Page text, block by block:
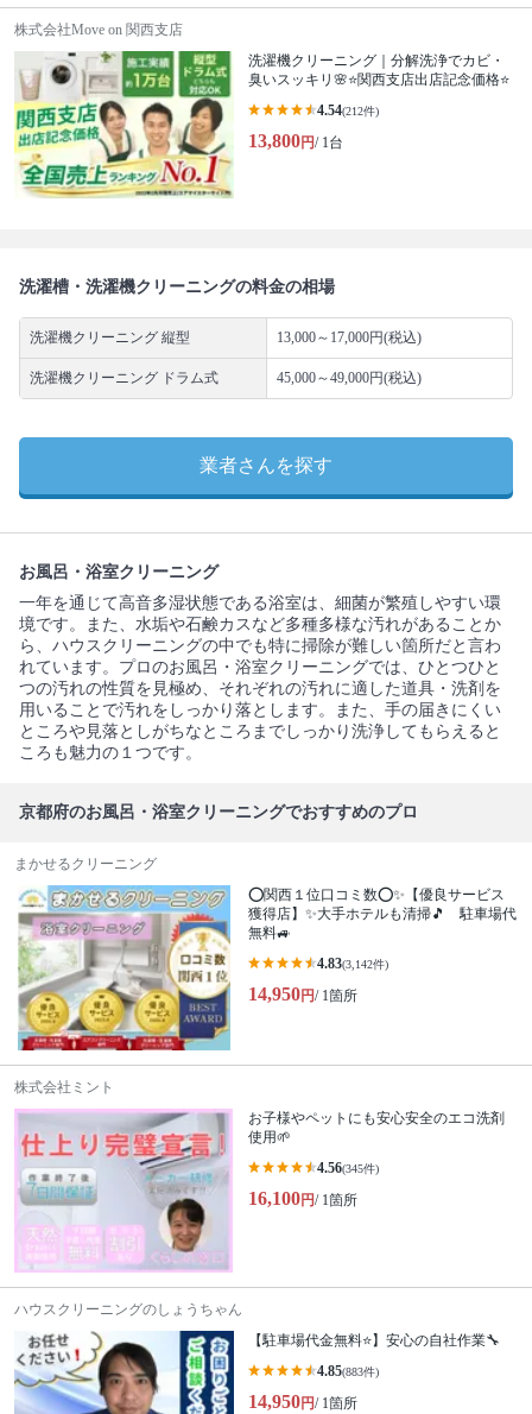
株式会社Move on 関西支店
洗濯機クリーニング｜分解洗浄でカビ・
臭いスッキリ🌸⭐️関西支店出店記念価格⭐️
4.54(212件)
13,800円/ 1台
洗濯槽・洗濯機クリーニングの料金の相場
洗濯機クリーニング 縦型 13,000～17,000円(税込)
洗濯機クリーニング ドラム式 45,000～49,000円(税込)
業者さんを探す
お風呂・浴室クリーニング
一年を通じて高音多湿状態である浴室は、細菌が繁殖しやすい環
境です。また、水垢や石鹸カスなど多種多様な汚れがあることか
ら、ハウスクリーニングの中でも特に掃除が難しい箇所だと言わ
れています。プロのお風呂・浴室クリーニングでは、ひとつひと
つの汚れの性質を見極め、それぞれの汚れに適した道具・洗剤を
用いることで汚れをしっかり落とします。また、手の届きにくい
ところや見落としがちなところまでしっかり洗浄してもらえると
ころも魅力の１つです。
京都府のお風呂・浴室クリーニングでおすすめのプロ
まかせるクリーニング
⭕関西１位口コミ数⭕✨【優良サービス
獲得店】✨大手ホテルも清掃🎵 駐車場代
無料🚙
4.83(3,142件)
14,950円/ 1箇所
株式会社ミント
お子様やペットにも安心安全のエコ洗剤
使用🌱
4.56(345件)
16,100円/ 1箇所
ハウスクリーニングのしょうちゃん
【駐車場代金無料⭐️】安心の自社作業🔧
4.85(883件)
14,950円/ 1箇所